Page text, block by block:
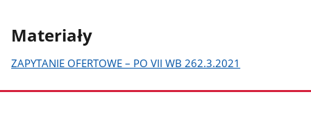
Materiały
ZAPYTANIE OFERTOWE – PO VII WB 262.3.2021